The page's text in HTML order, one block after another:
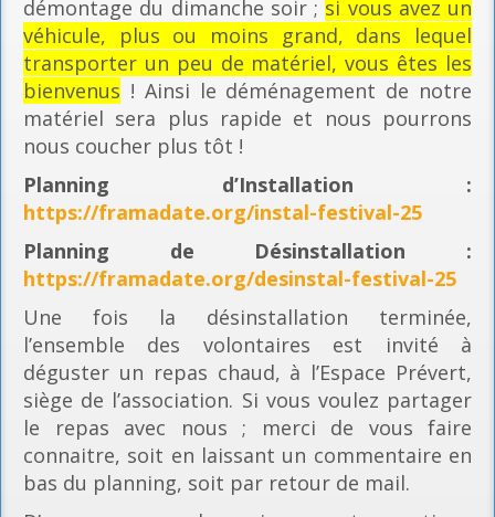
démontage du dimanche soir ; si vous avez un
véhicule, plus ou moins grand, dans lequel
transporter un peu de matériel, vous êtes les
bienvenus ! Ainsi le déménagement de notre
matériel sera plus rapide et nous pourrons
nous coucher plus tôt !
Planning d’Installation :
https://framadate.org/instal-festival-25
Planning de Désinstallation :
https://framadate.org/desinstal-festival-25
Une fois la désinstallation terminée,
l’ensemble des volontaires est invité à
déguster un repas chaud, à l’Espace Prévert,
siège de l’association. Si vous voulez partager
le repas avec nous ; merci de vous faire
connaitre, soit en laissant un commentaire en
bas du planning, soit par retour de mail.